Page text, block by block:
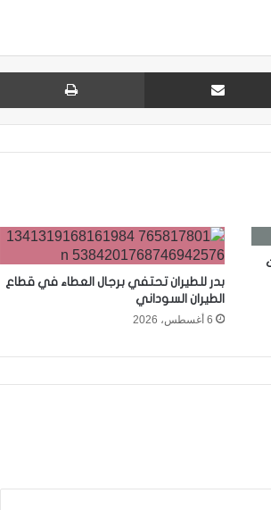
مشاركة عبر البريد
بدر للطيران تحتفي برجال العطاء في قطاع
الطيران السوداني
6 أغسطس، 2026